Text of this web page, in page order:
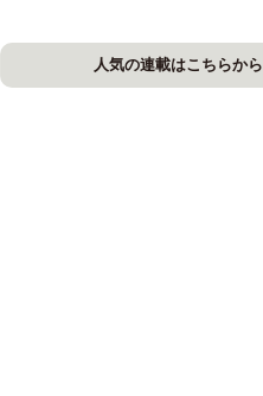
人気の連載はこちらから